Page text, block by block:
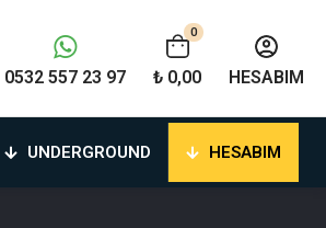
0532 557 23 97
0
₺ 0,00 HESABIM
UNDERGROUND HESABIM